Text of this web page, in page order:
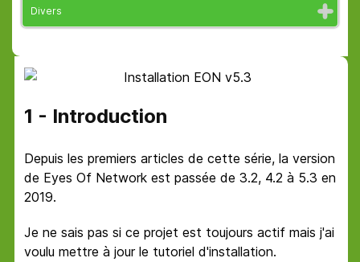
Divers
1 - Introduction
Depuis les premiers articles de cette série, la version
de Eyes Of Network est passée de 3.2, 4.2 à 5.3 en
2019.
Je ne sais pas si ce projet est toujours actif mais j'ai
voulu mettre à jour le tutoriel d'installation.